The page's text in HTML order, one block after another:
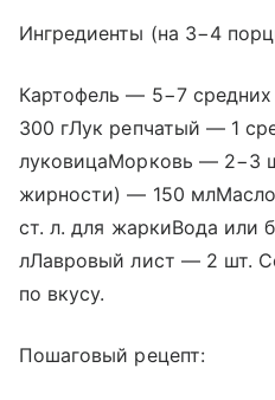
Ингредиенты (на 3−4
Картофель — 5−7
300 гЛук репчатый — 1
луковицаМорковь — 2−3
жирности) — 150
ст. л. для жаркиВода или
лЛавровый лист — 2 шт.
по вкусу.
Пошаговый рецепт: